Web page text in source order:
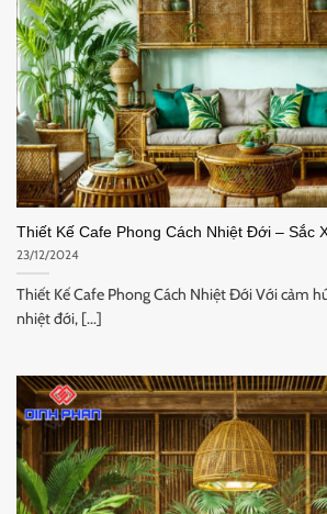
Thiết Kế Cafe Phong Cách Nhiệt Đới – Sắc
23/12/2024
Thiết Kế Cafe Phong Cách Nhiệt Đới Với cảm
nhiệt đới, [...]